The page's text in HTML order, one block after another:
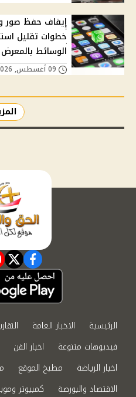
إيقاف حفظ صور
خطوات تقليل
الوسائط بالمعرض
الرئيسية الاخبار العامة
فيديوهات متنوعة
اخبار الفن
اخبار الرياضة
مطبخ الموقع
الاقتصاد والبورصة
كمبيوتر